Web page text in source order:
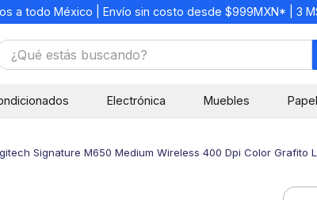
a todo México | Envío sin costo desde $999MXN* | 3
estás buscando?
Electrónica Muebles
Signature M650 Medium Wireless 400 Dpi Color Grafito